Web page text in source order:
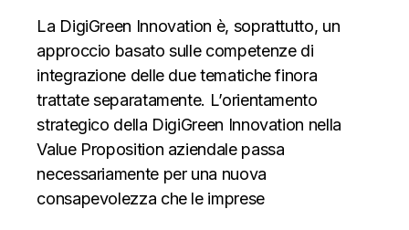
La DigiGreen Innovation è, soprattutto, un
approccio basato sulle competenze di
integrazione delle due tematiche finora
trattate separatamente. L’orientamento
strategico della DigiGreen Innovation nella
Value Proposition aziendale passa
necessariamente per una nuova
consapevolezza che le imprese